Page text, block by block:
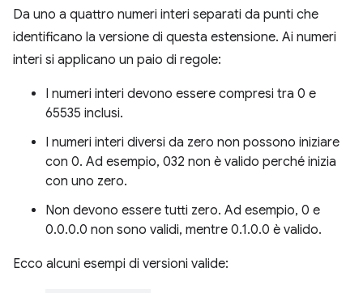
Da uno a quattro numeri interi separati da punti che
identificano la versione di questa estensione. Ai numeri
interi si applicano un paio di regole:
I numeri interi devono essere compresi tra 0 e
65535 inclusi.
I numeri interi diversi da zero non possono iniziare
con 0. Ad esempio, 032 non è valido perché inizia
con uno zero.
Non devono essere tutti zero. Ad esempio, 0 e
0.0.0.0 non sono validi, mentre 0.1.0.0 è valido.
Ecco alcuni esempi di versioni valide: